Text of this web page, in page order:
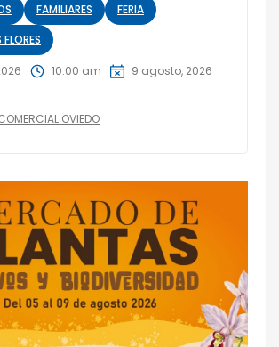
FAMILIARES
FERIA
FLORES
10:00 am
9 agosto, 2026
OVIEDO